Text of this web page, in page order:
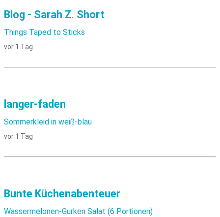
Blog - Sarah Z. Short
Things Taped to Sticks
vor 1 Tag
langer-faden
Sommerkleid in weiß-blau
vor 1 Tag
Bunte Küchenabenteuer
Wassermelonen-Gurken Salat (6 Portionen)